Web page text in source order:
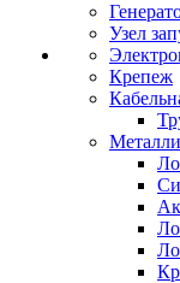
Узел
Крепеж